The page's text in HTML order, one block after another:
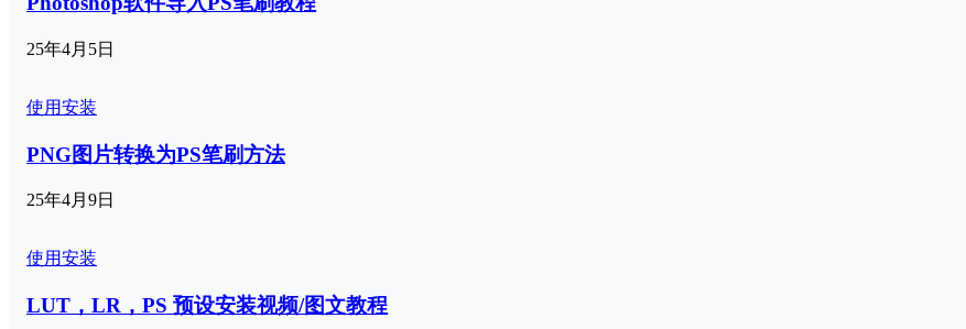
25年4月5日
使用安装
PNG图片转换为PS笔刷方法
25年4月9日
使用安装
LUT，LR，PS 预设安装视频/图文教程